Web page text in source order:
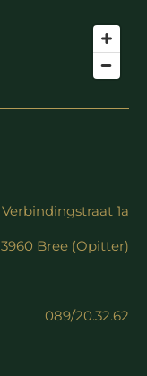
Verbindingstraat 1a
3960 Bree (Opitter)
089/20.32.62